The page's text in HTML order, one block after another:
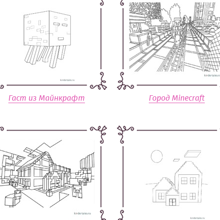
Гаст из Майнкрафт Город Minecraft